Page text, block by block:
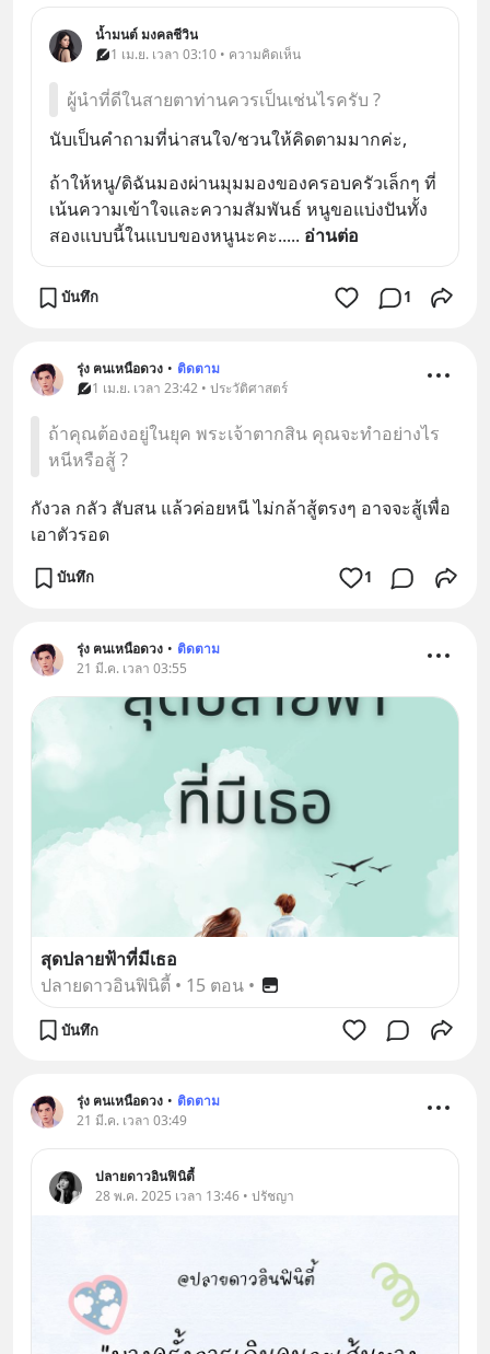
น้ำมนต์ มงคลชีวิน
1 เม.ย. เวลา 03:10 • ความคิดเห็น
ผู้นำที่ดีในสายตาท่านควรเป็นเช่นไรครับ ?
นับเป็นคำถามที่น่าสนใจ/ชวนให้คิดตามมากค่ะ,
ถ้าให้หนู/ดิฉันมองผ่านมุมมองของครอบครัวเล็กๆ ที่
เน้นความเข้าใจและความสัมพันธ์ หนูขอแบ่งปันทั้ง
สองแบบนี้ในแบบของหนูนะคะ..... อ่านต่อ
บันทึก 1
รุ่ง ฅนเหนือดวง • ติดตาม
1 เม.ย. เวลา 23:42 • ประวัติศาสตร์
ถ้าคุณต้องอยู่ในยุค พระเจ้าตากสิน คุณจะทำอย่างไร
หนีหรือสู้ ?
กังวล กลัว สับสน แล้วค่อยหนี ไม่กล้าสู้ตรงๆ อาจจะสู้เพื่อ
เอาตัวรอด
บันทึก 1
รุ่ง ฅนเหนือดวง • ติดตาม
21 มี.ค. เวลา 03:55
สุดปลายฟ้าที่มีเธอ
ปลายดาวอินฟินิตี้ • 15 ตอน •
บันทึก
รุ่ง ฅนเหนือดวง • ติดตาม
21 มี.ค. เวลา 03:49
ปลายดาวอินฟินิตี้
28 พ.ค. 2025 เวลา 13:46 • ปรัชญา